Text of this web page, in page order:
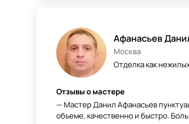
Афанасьев
Москва
Отделка как
Отзывы о мастере
— Мастер Данил Афанасьев
объеме, качественно и быстро.